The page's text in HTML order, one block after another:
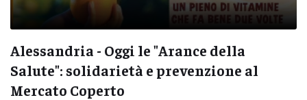
Alessandria - Oggi le "Arance della
Salute": solidarietà e prevenzione al
Mercato Coperto